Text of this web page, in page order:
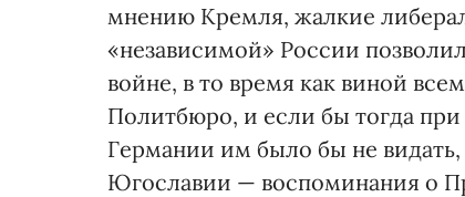
мнению Кремля, жалкие
«независимой» России
войне, в то время как виной
Политбюро, и если бы тогда
Германии им было бы не видать,
Югославии — воспоминания о